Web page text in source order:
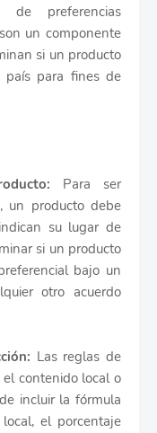
de preferencias
un componente
si un producto
país para fines de
Para ser
un producto debe
su lugar de
si un producto
bajo un
otro acuerdo
Las reglas de
contenido local o
incluir la fórmula
el porcentaje